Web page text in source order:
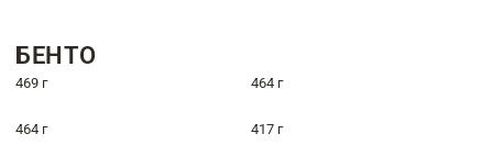
БЕНТО
469 г 464 г
464 г 417 г